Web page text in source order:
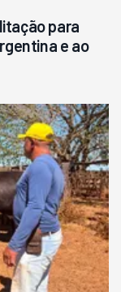
para
e ao